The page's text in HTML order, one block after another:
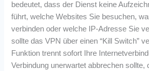
bedeutet, dass der Dienst keine
führt, welche Websites Sie besuchen,
verbinden oder welche IP-Adresse Sie
sollte das VPN über einen “Kill Switch”
Funktion trennt sofort Ihre
Verbindung unerwartet abbrechen sollte,